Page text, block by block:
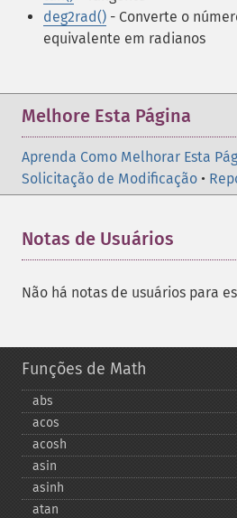
deg2rad() - Converte o
equivalente em radianos
Melhore Esta Página
Aprenda Como Melhorar Esta
Solicitação de Modificação •
Notas de Usuários
Não há notas de usuários para
Funções de Math
abs
acos
acosh
asin
asinh
atan